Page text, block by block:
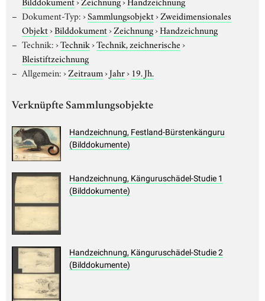
Dokument-Typ:›Sammlungsobjekt›Zweidimensionales
Objekt›Bilddokument›Zeichnung›Handzeichnung
Technik:›Technik›Technik, zeichnerische›
Bleistiftzeichnung
Allgemein:›Zeitraum›Jahr› 19. Jh.
Verknüpfte Sammlungsobjekte
Handzeichnung, Festland-Bürstenkänguru
(Bilddokumente)
Handzeichnung, Känguruschädel-Studie 1
(Bilddokumente)
Handzeichnung, Känguruschädel-Studie 2
(Bilddokumente)